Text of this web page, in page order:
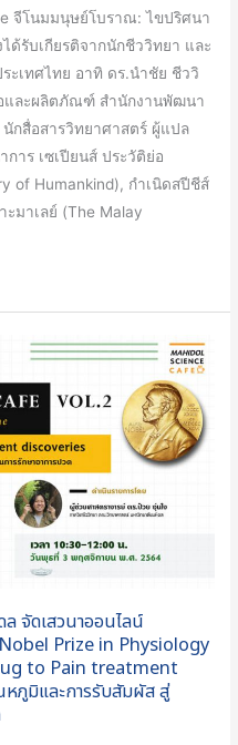
จีโนมมนุษย์โบราณ: ไขปริศนา
รับเกียรติจากนักชีววิทยา และ
ะเทศไทย อาทิ ดร.นําชัย ชีววิ
อและผลิตภัณฑ์ สำนักงานพัฒนา
กสื่อสารวิทยาศาสตร์ ผู้แปล
าร เซเปียนส์ ประวัติย่อ
of Humankind), กำเนิดสปีชีส์
ะมาเลย์ (The Malay
จัดเสวนาออนไลน์
Prize in Physiology
to Pain treatment
ภูมิและการรับสัมผัส สู่